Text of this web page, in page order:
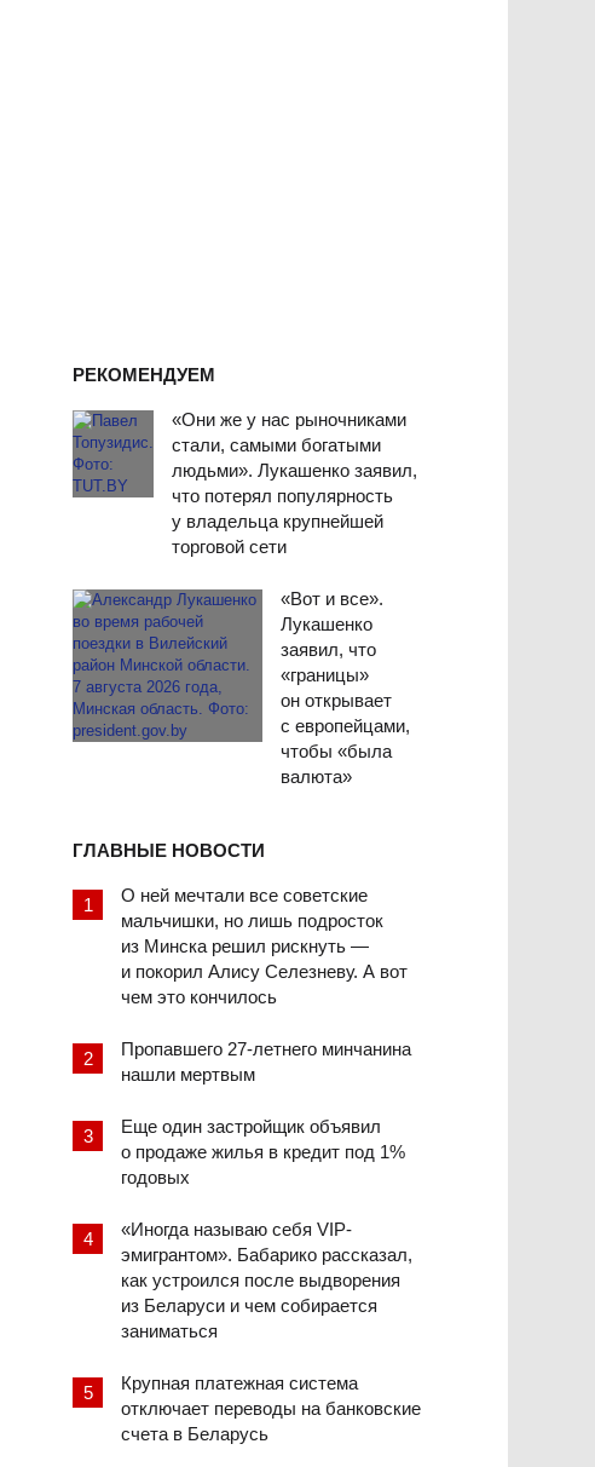
РЕКОМЕНДУЕМ
«Они же у нас рыночниками
стали, самыми богатыми
людьми». Лукашенко заявил,
что потерял популярность
у владельца крупнейшей
торговой сети
«Вот и все».
Лукашенко
заявил, что
«границы»
он открывает
с европейцами,
чтобы «была
валюта»
ГЛАВНЫЕ НОВОСТИ
О ней мечтали все советские
мальчишки, но лишь подросток
из Минска решил рискнуть —
и покорил Алису Селезневу. А вот
чем это кончилось
Пропавшего 27-летнего минчанина
нашли мертвым
Еще один застройщик объявил
о продаже жилья в кредит под 1%
годовых
«Иногда называю себя VIP-
эмигрантом». Бабарико рассказал,
как устроился после выдворения
из Беларуси и чем собирается
заниматься
Крупная платежная система
отключает переводы на банковские
счета в Беларусь